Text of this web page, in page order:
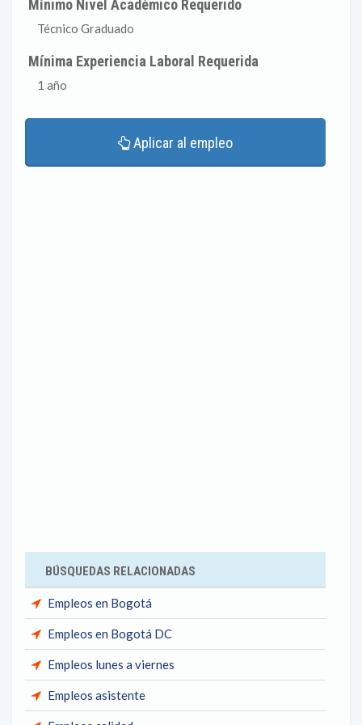
Mínimo Nivel Académico Requerido
Técnico Graduado
Mínima Experiencia Laboral Requerida
1 año
Aplicar al empleo
BÚSQUEDAS RELACIONADAS
Empleos en Bogotá
Empleos en Bogotá DC
Empleos lunes a viernes
Empleos asistente